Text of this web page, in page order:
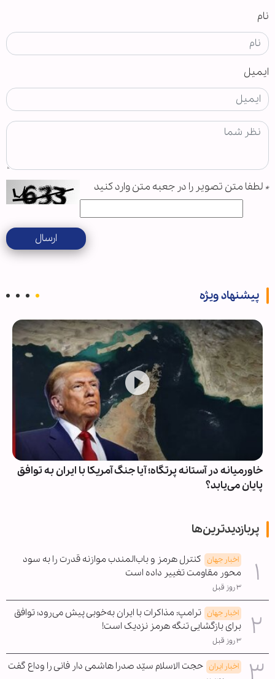
نام
ایمیل
* لطفا متن تصویر را در جعبه متن وارد کنید
ارسال
پیشنهاد ویژه
خاورمیانه در آستانه پرتگاه؛ آیا جنگ آمریکا با ایران به توافق
پایان می‌یابد؟
پربازدیدترین‌ها
اخبار جهان کنترل هرمز و باب‌المندب موازنه قدرت را به سود
محور مقاومت تغییر داده است
۳ روز قبل
اخبار جهان ترامپ: مذاکرات با ایران به‌خوبی پیش می‌رود؛ توافق
برای بازگشایی تنگه هرمز نزدیک است!
۳ روز قبل
اخبار ایران حجت الاسلام سیّد صدرا هاشمی دار فانی را وداع گفت